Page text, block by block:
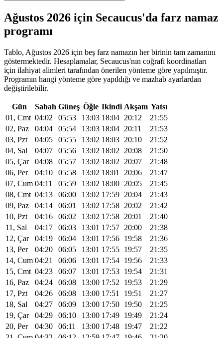
Ağustos 2026 için Secaucus'da farz namaz
programı
Tablo, Ağustos 2026 için beş farz namazın her birinin tam zamanını
göstermektedir. Hesaplamalar, Secaucus'nın coğrafi koordinatları
için ilahiyat alimleri tarafından önerilen yönteme göre yapılmıştır.
Programın hangi yönteme göre yapıldığı ve mazhab ayarlardan
değiştirilebilir.
Gün Sabah Güneş Öğle Ikindi Akşam Yatsı
01, Cmt 04:02 05:53 13:03 18:04 20:12
21:55
02, Paz
04:04 05:54 13:03 18:04 20:11
21:53
03, Pzt
04:05 05:55 13:02 18:03 20:10
21:52
04, Sal
04:07 05:56 13:02 18:02 20:08
21:50
05, Çar
04:08 05:57 13:02 18:02 20:07
21:48
06, Per
04:10 05:58 13:02 18:01 20:06
21:47
07, Cum 04:11 05:59 13:02 18:00 20:05
21:45
08, Cmt 04:13 06:00 13:02 17:59 20:04
21:43
09, Paz
04:14 06:01 13:02 17:58 20:02
21:42
10, Pzt
04:16 06:02 13:02 17:58 20:01
21:40
11, Sal
04:17 06:03 13:01 17:57 20:00
21:38
12, Çar
04:19 06:04 13:01 17:56 19:58
21:36
13, Per
04:20 06:05 13:01 17:55 19:57
21:35
14, Cum 04:21 06:06 13:01 17:54 19:56
21:33
15, Cmt 04:23 06:07 13:01 17:53 19:54
21:31
16, Paz
04:24 06:08 13:00 17:52 19:53
21:29
17, Pzt
04:26 06:08 13:00 17:51 19:51
21:27
18, Sal
04:27 06:09 13:00 17:50 19:50
21:25
19, Çar
04:29 06:10 13:00 17:49 19:49
21:24
20, Per
04:30 06:11 13:00 17:48 19:47
21:22